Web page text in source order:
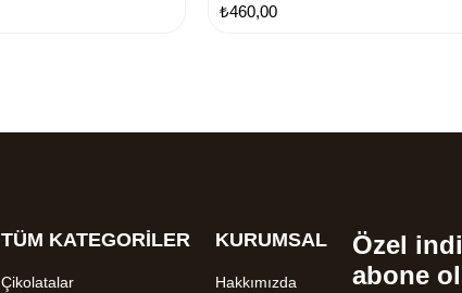
₺460,00
TÜM KATEGORİLER
Çikolatalar
KURUMSAL
Hakkımızda
Özel
abone